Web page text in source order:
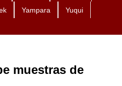
Yampara Yuqui
muestras de